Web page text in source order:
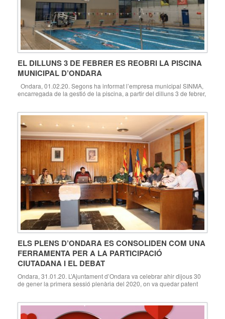
EL DILLUNS 3 DE FEBRER ES REOBRI LA PISCINA
MUNICIPAL D’ONDARA
Ondara, 01.02.20. Segons ha informat l’empresa municipal SINMA,
encarregada de la gestió de la piscina, a partir del dilluns 3 de febrer,
pels forts vents del passat 21 de desembre 2019. Com ja […]
ELS PLENS D’ONDARA ES CONSOLIDEN COM UNA
FERRAMENTA PER A LA PARTICIPACIÓ
CIUTADANA I EL DEBAT
Ondara, 31.01.20. L’Ajuntament d’Ondara va celebrar ahir dijous 30
de gener la primera sessió plenària del 2020, on va quedar patent
debat municipal, arran de la cada vegada major assistència del
públic, que pot formular […]